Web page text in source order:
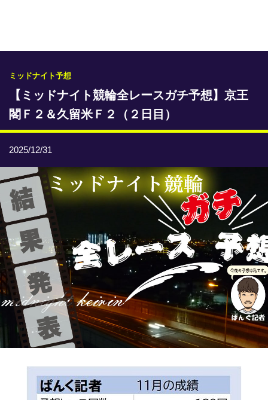
レース情報
本日のおすすめレース
年間開催予定表
トリマクリオリジナル予想
トリマクリコラム
お知らせ
番記者とくダネ！
選手ランキング
競輪場ガイド
記者紹介
運営会社概要
ミッドナイト予想
【ミッドナイト競輪全レースガチ予想】京王
閣Ｆ２＆久留米Ｆ２（２日目）
2025/12/31